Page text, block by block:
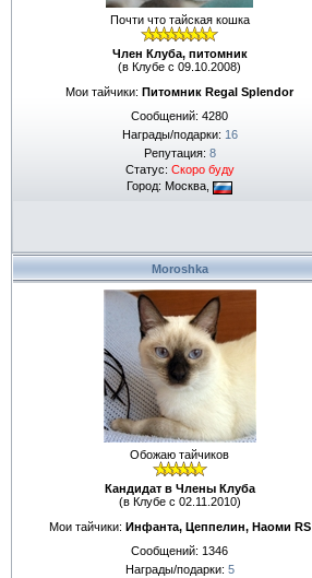
Почти что тайская кошка
Член Клуба, питомник
(в Клубе с 09.10.2008)
Мои тайчики: Питомник Regal Splendor
Сообщений: 4280
Награды/подарки: 16
Репутация: 8
Статус: Скоро буду
Город: Москва,
Moroshka
Обожаю тайчиков
Кандидат в Члены Клуба
(в Клубе с 02.11.2010)
Мои тайчики: Инфанта, Цеппелин, Наоми RS
Сообщений: 1346
Награды/подарки: 5